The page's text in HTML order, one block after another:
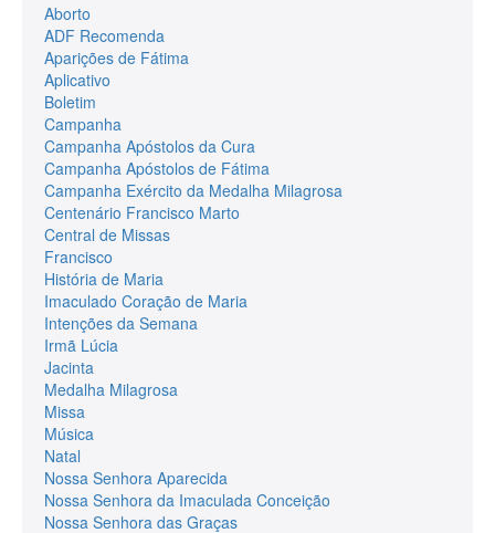
Aborto
ADF Recomenda
Aparições de Fátima
Aplicativo
Boletim
Campanha
Campanha Apóstolos da Cura
Campanha Apóstolos de Fátima
Campanha Exército da Medalha Milagrosa
Centenário Francisco Marto
Central de Missas
Francisco
História de Maria
Imaculado Coração de Maria
Intenções da Semana
Irmã Lúcia
Jacinta
Medalha Milagrosa
Missa
Música
Natal
Nossa Senhora Aparecida
Nossa Senhora da Imaculada Conceição
Nossa Senhora das Graças